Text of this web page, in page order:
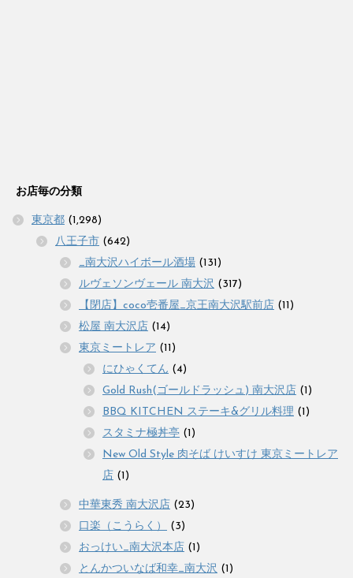
お店毎の分類
東京都 (1,298)
八王子市 (642)
_南大沢ハイボール酒場 (131)
ルヴェソンヴェール 南大沢 (317)
【閉店】coco壱番屋_京王南大沢駅前店 (11)
松屋 南大沢店 (14)
東京ミートレア (11)
にひゃくてん (4)
Gold Rush(ゴールドラッシュ) 南大沢店 (1)
BBQ KITCHEN ステーキ&グリル料理 (1)
スタミナ極丼亭 (1)
New Old Style 肉そば けいすけ 東京ミートレア
店 (1)
中華東秀 南大沢店 (23)
口楽（こうらく）
(3)
おっけい_南大沢本店 (1)
とんかついなば和幸_南大沢 (1)